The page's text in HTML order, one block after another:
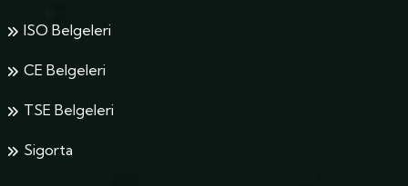
ISO Belgeleri
CE Belgeleri
TSE Belgeleri
Sigorta